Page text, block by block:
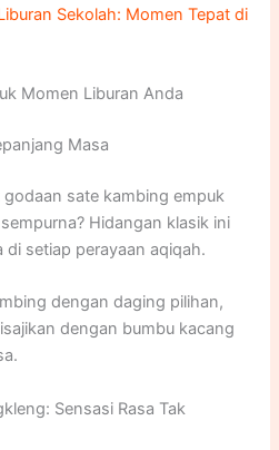
Sekolah: Momen Tepat di
Momen Liburan Anda
Masa
sate kambing empuk
Hidangan klasik ini
di setiap perayaan aqiqah.
dengan daging pilihan,
dengan bumbu kacang
Sensasi Rasa Tak